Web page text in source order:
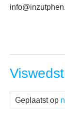
Geplaatst op